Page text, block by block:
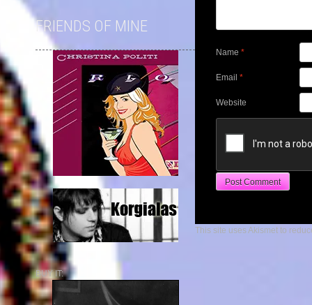
Name *
Email *
Website
This site uses Akismet to
FRIENDS OF MINE
BUY IT: